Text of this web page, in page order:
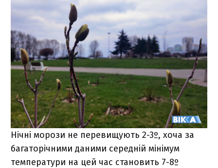
Нічні морози не перевищують 2-3º, хоча за
багаторічними даними середній мінімум
температури на цей час становить 7-8º